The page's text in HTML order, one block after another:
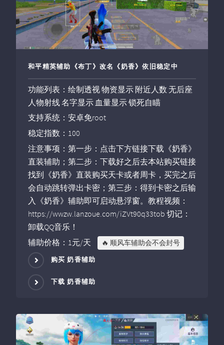
和平精英辅助《布丁》改名《奶香》依旧稳定中
功能列表：绘制透视 物资显示 附近人数 无后座
人物射线 名字显示 血量显示 锁死自瞄
支持系统：安卓免root
稳定指数：100
注意事项：第一步：点击下方链接下载《奶香》
直装辅助；第二步：下载好之后去本站购买链接
找到《奶香》直装购买天卡或者周卡，买完之后
会自动跳转弹出卡密；第三步：得到卡密之后输
入《奶香》辅助即可启动悬浮窗。教程视频：
https://wwzw.lanzoue.com/iZVt90q33tob 切记：
卸载QQ音乐！
辅助价格：1元/天
🔥 顺风车辅助会不会封号
购买 奶香辅助
下载 奶香辅助